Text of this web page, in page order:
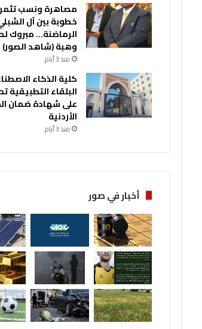
مصاهرة ونسب
خطوبة بين آل
الرماضنة… مبروك
وهبة (شاهد الصور)
منذ 3 أيام
كلية الذكاء
البلقاء التطبيقية
على شهادة ضمان
الأردنية
منذ 3 أيام
أخبار في صور